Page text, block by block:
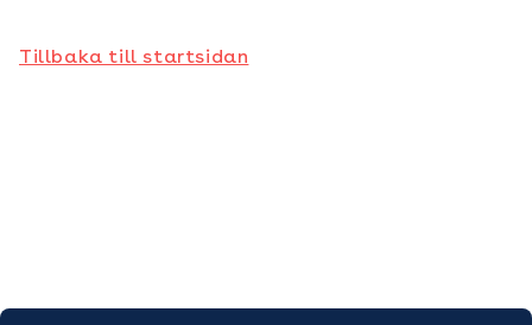
Tillbaka till startsidan